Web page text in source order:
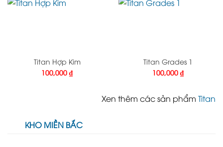
Titan Hợp Kim
100,000 ₫
Titan Grades 1
100,000 ₫
Xen thêm các sản phẩm Titan
KHO MIỀN BẮC